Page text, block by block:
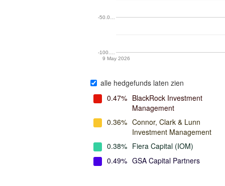
9 May 2026
-100.…
-50.0…
alle hedgefunds laten zien
0.47% BlackRock Investment
Management
0.36% Connor, Clark & Lunn
Investment Management
0.38% Fiera Capital (IOM)
0.49% GSA Capital Partners